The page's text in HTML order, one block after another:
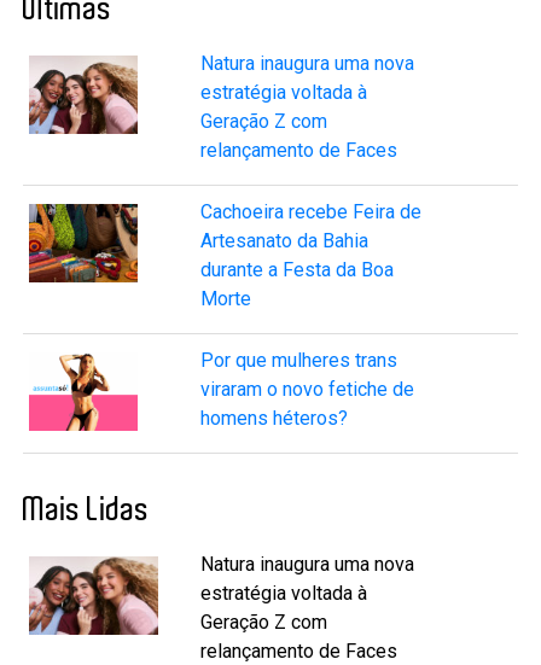
Últimas
Natura inaugura uma nova
estratégia voltada à
Geração Z com
relançamento de Faces
Cachoeira recebe Feira de
Artesanato da Bahia
durante a Festa da Boa
Morte
Por que mulheres trans
viraram o novo fetiche de
homens héteros?
Mais Lidas
Natura inaugura uma nova
estratégia voltada à
Geração Z com
relançamento de Faces